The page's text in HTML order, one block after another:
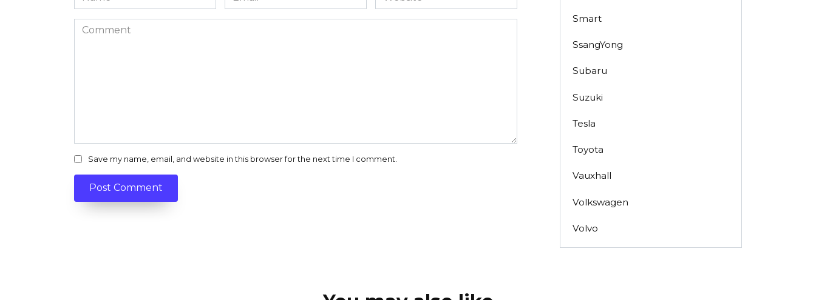
*
*
Comment
Save my name, email, and website in this browser for the next time I comment.
Smart
SsangYong
Subaru
Suzuki
Tesla
Toyota
Vauxhall
Volkswagen
Volvo